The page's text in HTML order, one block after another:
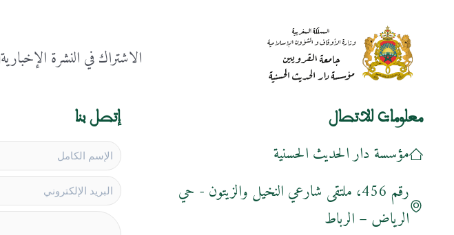
الاشتراك في النشرة الإخبارية
معلومات للاتصال
مؤسسة دار الحديث الحسنية
رقم 456، ملتقى شارعي النخيل والزيتون - حي
الرياض – الرباط
إتصل بنا